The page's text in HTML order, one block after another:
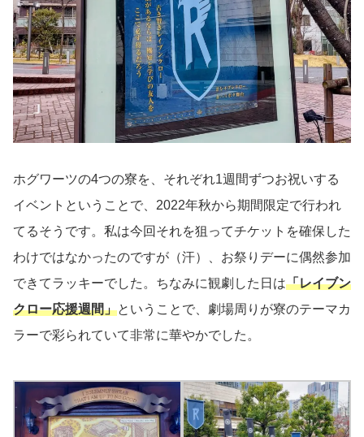
ホグワーツの4つの寮を、それぞれ1週間ずつお祝いする
イベントということで、2022年秋から期間限定で行われ
てるそうです。私は今回それを狙ってチケットを確保した
わけではなかったのですが（汗）、お祭りデーに偶然参加
できてラッキーでした。ちなみに観劇した日は「レイブン
クロー応援週間」ということで、劇場周りが寮のテーマカ
ラーで彩られていて非常に華やかでした。